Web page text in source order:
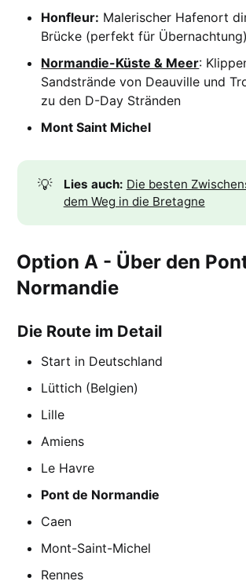
Honfleur: Malerischer Hafenort
Brücke (perfekt für Übernachtung)
Normandie-Küste & Meer:
Sandstrände von Deauville und
zu den D-Day Stränden
Mont Saint Michel
💡 Lies auch: Die besten
dem Weg in die Bretagne
Option A - Über den
Normandie
Die Route im Detail
Start in Deutschland
Lüttich (Belgien)
Lille
Amiens
Le Havre
Pont de Normandie
Caen
Mont-Saint-Michel
Rennes